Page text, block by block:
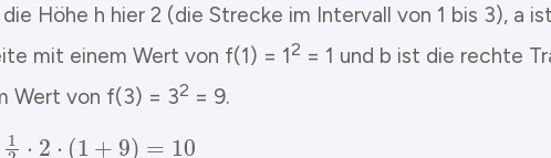
Höhe h hier 2 (die Strecke im Intervall von 1 bis 3), a
mit einem Wert von f(1) = 12 = 1 und b ist die rechte
Wert von f(3) = 32 = 9.
12 2⋅ +9 =10